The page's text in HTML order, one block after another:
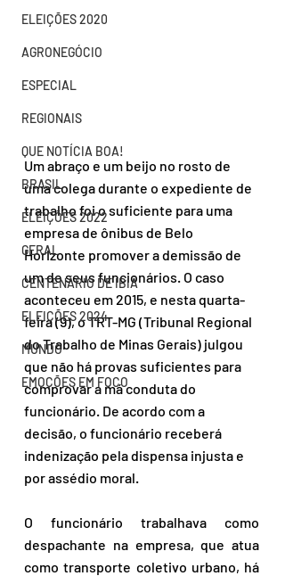
ELEIÇÕES 2020
AGRONEGÓCIO
ESPECIAL
REGIONAIS
QUE NOTÍCIA BOA!
BRASIL
ELEIÇÕES 2022
GERAL
CENTENÁRIO DE IBIÁ
ELEIÇÕES 2024
MUNDO
EMOÇÕES EM FOCO
Um abraço e um beijo no rosto de
uma colega durante o expediente de
trabalho foi o suficiente para uma
empresa de ônibus de Belo
Horizonte promover a demissão de
um de seus funcionários. O caso
aconteceu em 2015, e nesta quarta-
feira (9), o TRT-MG (Tribunal Regional
do Trabalho de Minas Gerais) julgou
que não há provas suficientes para
comprovar a má conduta do
funcionário. De acordo com a
decisão, o funcionário receberá
indenização pela dispensa injusta e
por assédio moral.
O funcionário trabalhava como
despachante na empresa, que atua
como transporte coletivo urbano, há